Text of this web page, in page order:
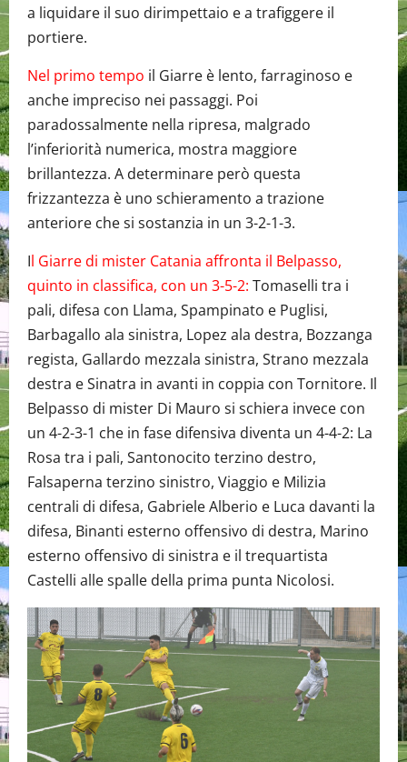
a liquidare il suo dirimpettaio e a trafiggere il
portiere.
Nel primo tempo il Giarre è lento, farraginoso e
anche impreciso nei passaggi. Poi
paradossalmente nella ripresa, malgrado
l’inferiorità numerica, mostra maggiore
brillantezza. A determinare però questa
frizzantezza è uno schieramento a trazione
anteriore che si sostanzia in un 3-2-1-3.
Il Giarre di mister Catania affronta il Belpasso,
quinto in classifica, con un 3-5-2: Tomaselli tra i
pali, difesa con Llama, Spampinato e Puglisi,
Barbagallo ala sinistra, Lopez ala destra, Bozzanga
regista, Gallardo mezzala sinistra, Strano mezzala
destra e Sinatra in avanti in coppia con Tornitore. Il
Belpasso di mister Di Mauro si schiera invece con
un 4-2-3-1 che in fase difensiva diventa un 4-4-2: La
Rosa tra i pali, Santonocito terzino destro,
Falsaperna terzino sinistro, Viaggio e Milizia
centrali di difesa, Gabriele Alberio e Luca davanti la
difesa, Binanti esterno offensivo di destra, Marino
esterno offensivo di sinistra e il trequartista
Castelli alle spalle della prima punta Nicolosi.